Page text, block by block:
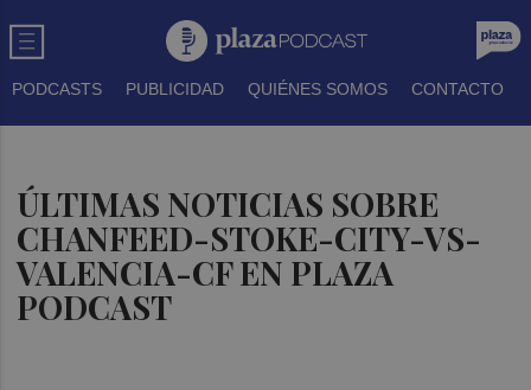
PODCASTS PUBLICIDAD QUIÉNES SOMOS CONTACTO
ÚLTIMAS NOTICIAS SOBRE
CHANFEED-STOKE-CITY-VS-
VALENCIA-CF EN PLAZA
PODCAST